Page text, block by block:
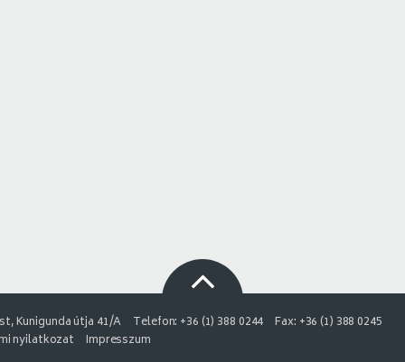
Kunigunda útja 41/A Telefon: +36 (1) 388 0244
Fax: +36 (1) 388 0245
nyilatkozat Impresszum